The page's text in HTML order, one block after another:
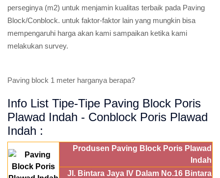
perseginya (m2) untuk menjamin kualitas terbaik pada Paving
Block/Conblock. untuk faktor-faktor lain yang mungkin bisa
mempengaruhi harga akan kami sampaikan ketika kami
melakukan survey.
Paving block 1 meter harganya berapa?
Info List Tipe-Tipe Paving Block Poris
Plawad Indah - Conblock Poris Plawad
Indah :
Produsen Paving Block Poris Plawad
Indah
Jl. Bintara Jaya IV Dalam No.16 Bintara